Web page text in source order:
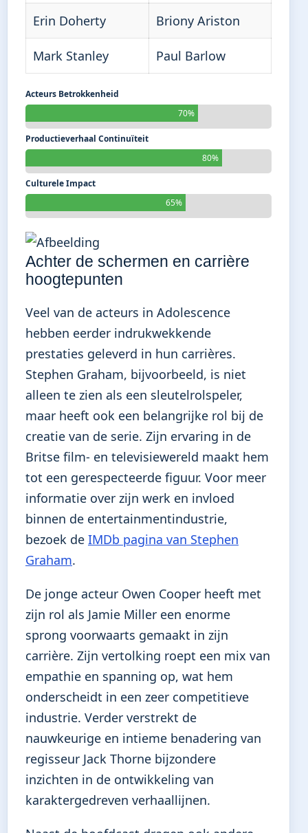
Erin Doherty Briony Ariston
Mark Stanley Paul Barlow
Acteurs Betrokkenheid
70%
Productieverhaal Continuïteit
80%
Culturele Impact
65%
Achter de schermen en carrière
hoogtepunten
Veel van de acteurs in Adolescence
hebben eerder indrukwekkende
prestaties geleverd in hun carrières.
Stephen Graham, bijvoorbeeld, is niet
alleen te zien als een sleutelrolspeler,
maar heeft ook een belangrijke rol bij de
creatie van de serie. Zijn ervaring in de
Britse film- en televisiewereld maakt hem
tot een gerespecteerde figuur. Voor meer
informatie over zijn werk en invloed
binnen de entertainmentindustrie,
bezoek de IMDb pagina van Stephen
Graham.
De jonge acteur Owen Cooper heeft met
zijn rol als Jamie Miller een enorme
sprong voorwaarts gemaakt in zijn
carrière. Zijn vertolking roept een mix van
empathie en spanning op, wat hem
onderscheidt in een zeer competitieve
industrie. Verder verstrekt de
nauwkeurige en intieme benadering van
regisseur Jack Thorne bijzondere
inzichten in de ontwikkeling van
karaktergedreven verhaallijnen.